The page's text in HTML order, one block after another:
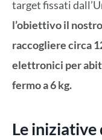
target fissati
l’obiettivo il
raccogliere circa
elettronici per
fermo a 6 kg.
Le iniziative